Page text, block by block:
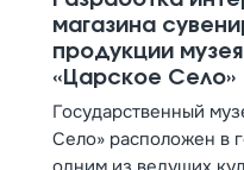
магазина
продукции
«Царское Село»
Государственный
Село» расположен в